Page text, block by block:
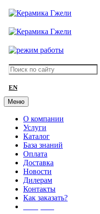
EN
Меню
О компании
Услуги
Каталог
База знаний
Оплата
Доставка
Новости
Дилерам
Контакты
Как заказать?